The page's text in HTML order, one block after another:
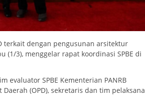
terkait dengan pengusunan arsitektur
(1/3), menggelar rapat koordinasi SPBE di
evaluator SPBE Kementerian PANRB
(OPD), sekretaris dan tim pelaksana